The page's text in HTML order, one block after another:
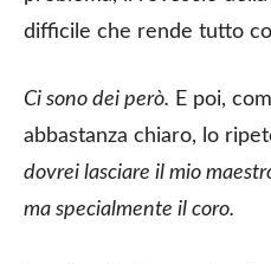
difficile che rende tutto
Ci sono dei però. E poi,
abbastanza chiaro, lo
dovrei lasciare il mio
ma specialmente il coro.